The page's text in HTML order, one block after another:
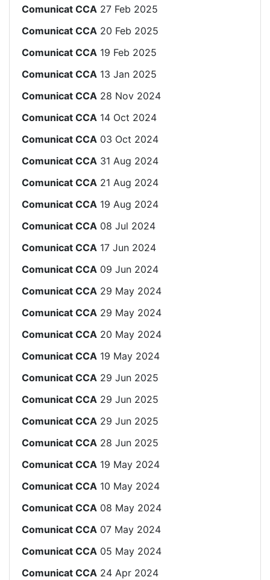
Comunicat CCA 27 Feb 2025
Comunicat CCA 20 Feb 2025
Comunicat CCA 19 Feb 2025
Comunicat CCA 13 Jan 2025
Comunicat CCA 28 Nov 2024
Comunicat CCA 14 Oct 2024
Comunicat CCA 03 Oct 2024
Comunicat CCA 31 Aug 2024
Comunicat CCA 21 Aug 2024
Comunicat CCA 19 Aug 2024
Comunicat CCA 08 Jul 2024
Comunicat CCA 17 Jun 2024
Comunicat CCA 09 Jun 2024
Comunicat CCA 29 May 2024
Comunicat CCA 29 May 2024
Comunicat CCA 20 May 2024
Comunicat CCA 19 May 2024
Comunicat CCA 29 Jun 2025
Comunicat CCA 29 Jun 2025
Comunicat CCA 29 Jun 2025
Comunicat CCA 28 Jun 2025
Comunicat CCA 19 May 2024
Comunicat CCA 10 May 2024
Comunicat CCA 08 May 2024
Comunicat CCA 07 May 2024
Comunicat CCA 05 May 2024
Comunicat CCA 24 Apr 2024